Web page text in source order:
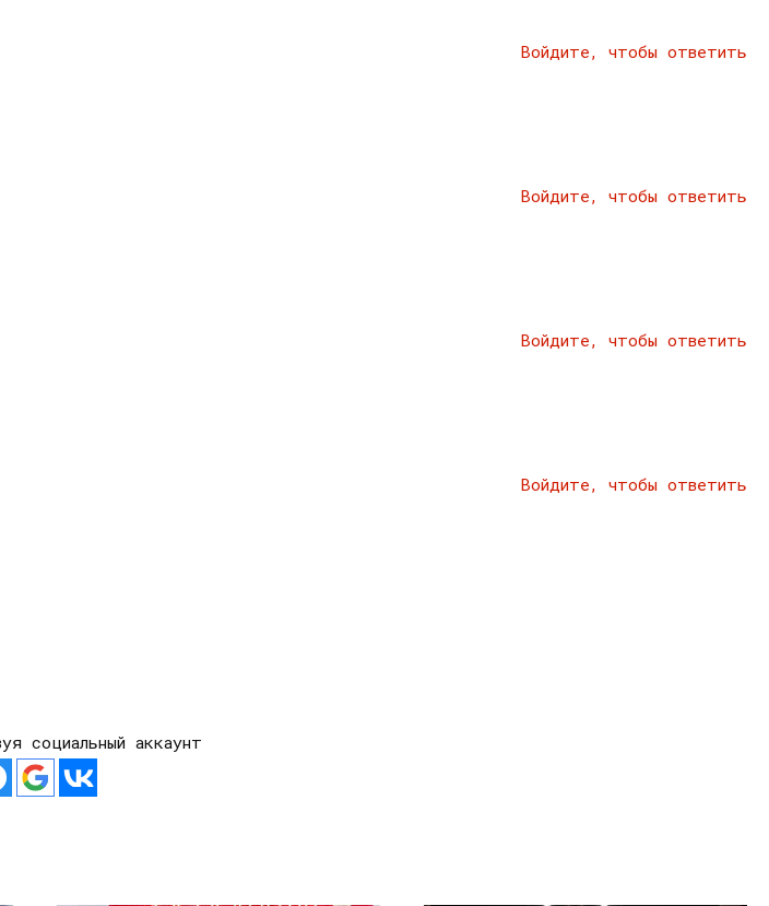
Войдите, чтобы ответить
Войдите, чтобы ответить
Войдите, чтобы ответить
Войдите, чтобы ответить
социальный аккаунт